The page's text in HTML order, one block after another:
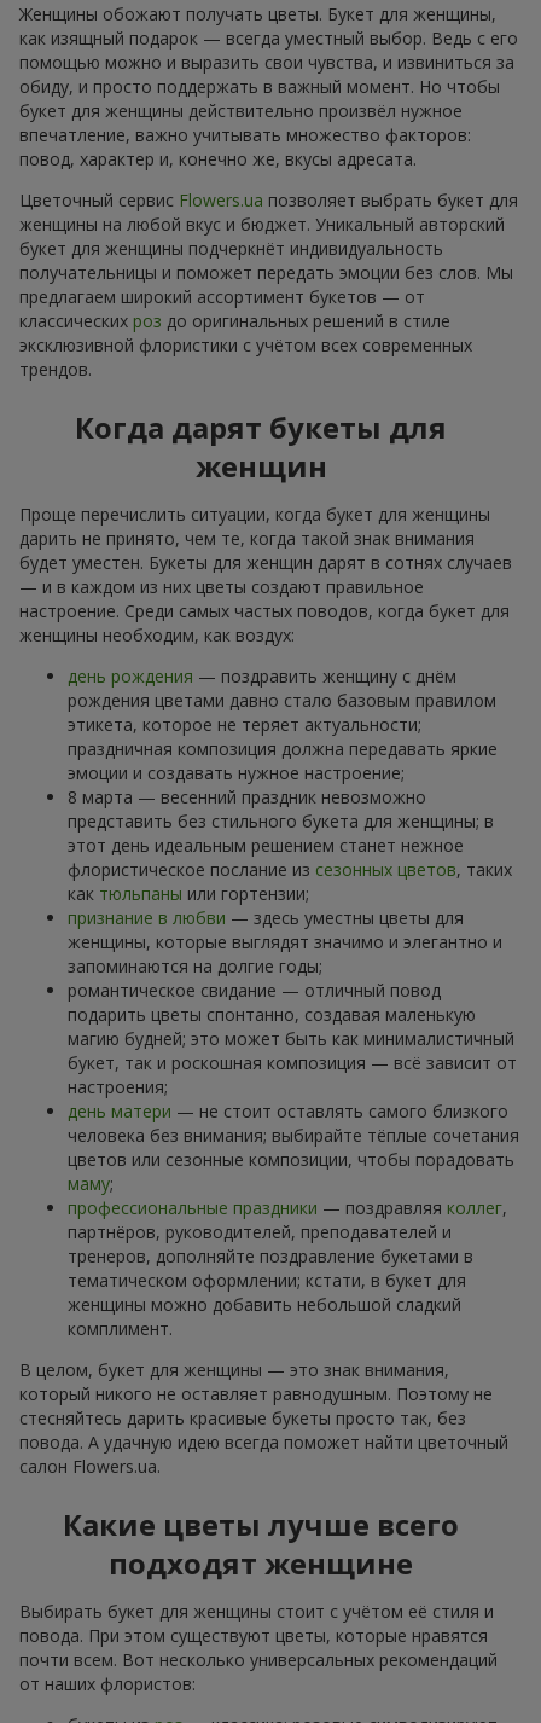
Женщины обожают получать цветы. Букет для женщины,
как изящный подарок — всегда уместный выбор. Ведь с его
помощью можно и выразить свои чувства, и извиниться за
обиду, и просто поддержать в важный момент. Но чтобы
букет для женщины действительно произвёл нужное
впечатление, важно учитывать множество факторов:
повод, характер и, конечно же, вкусы адресата.
Цветочный сервис Flowers.ua позволяет выбрать букет для
женщины на любой вкус и бюджет. Уникальный авторский
букет для женщины подчеркнёт индивидуальность
получательницы и поможет передать эмоции без слов. Мы
предлагаем широкий ассортимент букетов — от
классических роз до оригинальных решений в стиле
эксклюзивной флористики с учётом всех современных
трендов.
Когда дарят букеты для
женщин
Проще перечислить ситуации, когда букет для женщины
дарить не принято, чем те, когда такой знак внимания
будет уместен. Букеты для женщин дарят в сотнях случаев
— и в каждом из них цветы создают правильное
настроение. Среди самых частых поводов, когда букет для
женщины необходим, как воздух:
день рождения — поздравить женщину с днём
рождения цветами давно стало базовым правилом
этикета, которое не теряет актуальности;
праздничная композиция должна передавать яркие
эмоции и создавать нужное настроение;
8 марта — весенний праздник невозможно
представить без стильного букета для женщины; в
этот день идеальным решением станет нежное
флористическое послание из сезонных цветов, таких
как тюльпаны или гортензии;
признание в любви — здесь уместны цветы для
женщины, которые выглядят значимо и элегантно и
запоминаются на долгие годы;
романтическое свидание — отличный повод
подарить цветы спонтанно, создавая маленькую
магию будней; это может быть как минималистичный
букет, так и роскошная композиция — всё зависит от
настроения;
день матери — не стоит оставлять самого близкого
человека без внимания; выбирайте тёплые сочетания
цветов или сезонные композиции, чтобы порадовать
маму;
профессиональные праздники — поздравляя коллег,
партнёров, руководителей, преподавателей и
тренеров, дополняйте поздравление букетами в
тематическом оформлении; кстати, в букет для
женщины можно добавить небольшой сладкий
комплимент.
В целом, букет для женщины — это знак внимания,
который никого не оставляет равнодушным. Поэтому не
стесняйтесь дарить красивые букеты просто так, без
повода. А удачную идею всегда поможет найти цветочный
салон Flowers.ua.
Какие цветы лучше всего
подходят женщине
Выбирать букет для женщины стоит с учётом её стиля и
повода. При этом существуют цветы, которые нравятся
почти всем. Вот несколько универсальных рекомендаций
от наших флористов: